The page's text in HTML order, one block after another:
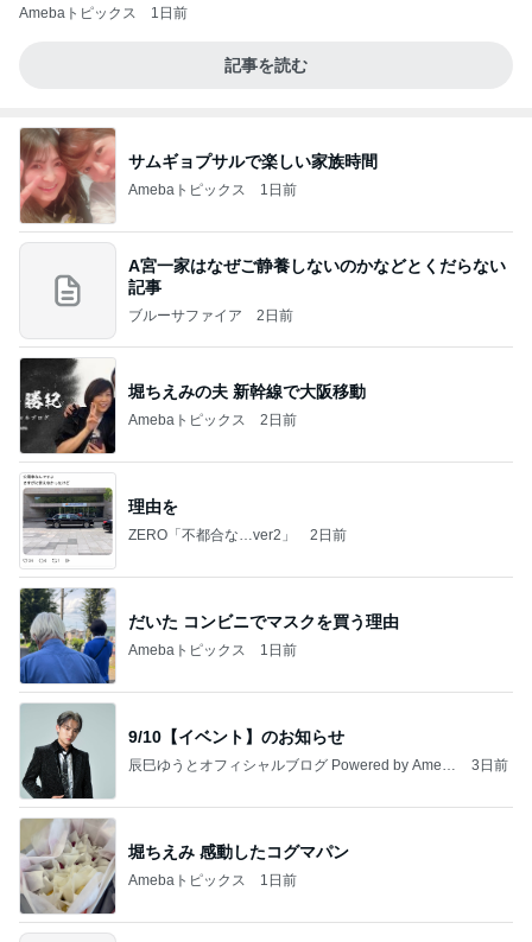
Amebaトピックス 1日前
記事を読む
サムギョプサルで楽しい家族時間
Amebaトピックス 1日前
A宮一家はなぜご静養しないのかなどとくだらない
記事
ブルーサファイア 2日前
堀ちえみの夫 新幹線で大阪移動
Amebaトピックス 2日前
理由を
ZERO「不都合な…ver2」 2日前
だいた コンビニでマスクを買う理由
Amebaトピックス 1日前
9/10【イベント】のお知らせ
辰巳ゆうとオフィシャルブログ Powered by Ameb
3日前
堀ちえみ 感動したコグマパン
Amebaトピックス 1日前